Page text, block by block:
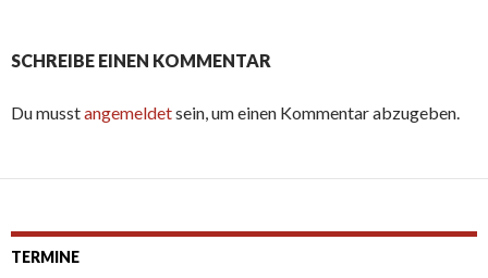
SCHREIBE EINEN KOMMENTAR
Du musstangemeldetsein, um einen Kommentar abzugeben.
TERMINE